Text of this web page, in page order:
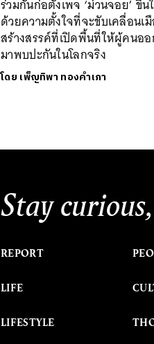
ร่วมกันก่อตั้งเพจ ‘ม่วนจอย’ ขึ้
ด้วยความตั้งใจที่จะขับเคลื่อนเ
สร้างสรรค์ที่เปิดพื้นที่ให้ผู้คนอ
มาพบปะกันในโลกจริง
โดย เพ็ญทิพา ทองคำเภา
Stay
REPORT
LIFE
LIFESTYLE